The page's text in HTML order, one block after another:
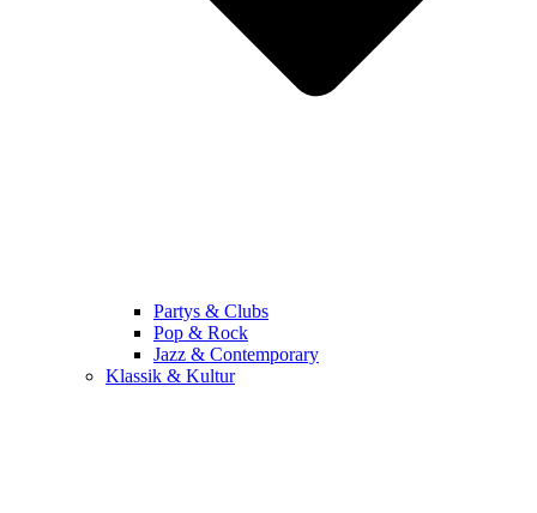
Partys & Clubs
Pop & Rock
Jazz & Contemporary
Klassik & Kultur